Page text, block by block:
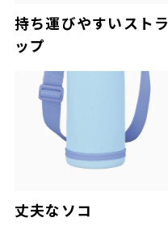
持ち運びやすいストラ
ップ
丈夫なソコ